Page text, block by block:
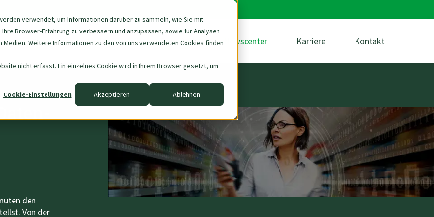
verwendet, um Informationen darüber zu sammeln, wie Sie mit
Browser-Erfahrung zu verbessern und anzupassen, sowie für Analysen
Weitere Informationen zu den von uns verwendeten Cookies finden
nicht erfasst. Ein einzelnes Cookie wird in Ihrem Browser gesetzt, um
Cookie-Einstellungen
Akzeptieren Ablehnen
Navigation
überspringen
Über uns Data & AI Newscenter Karriere Kontakt
den
. Von der